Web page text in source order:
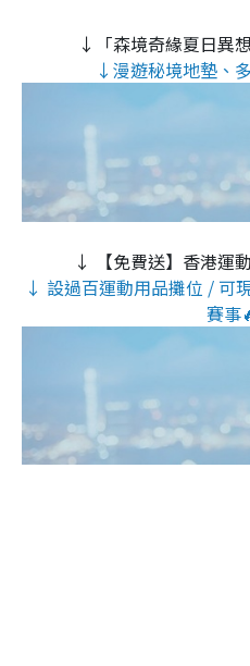
↓「森境奇緣夏日異
↓漫遊秘境地墊、
↓ 【免費送】香港運
↓ 設過百運動用品攤位 / 可
賽事